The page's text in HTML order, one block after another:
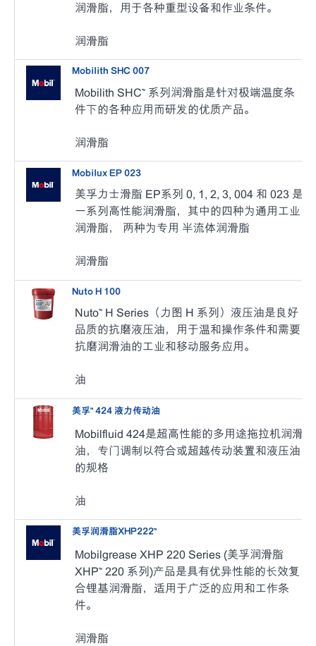
润滑脂，用于各种重型设备和作业条件。
润滑脂
Mobilith SHC 007
Mobilith SHC™ 系列润滑脂是针对极端温度条
件下的各种应用而研发的优质产品。
润滑脂
Mobilux EP 023
美孚力士滑脂 EP系列 0, 1, 2, 3, 004 和 023 是
一系列高性能润滑脂，其中的四种为通用工业
润滑脂， 两种为专用 半流体润滑脂
润滑脂
Nuto H 100
Nuto™ H Series（力图 H 系列）液压油是良好
品质的抗磨液压油，用于温和操作条件和需要
抗磨润滑油的工业和移动服务应用。
油
美孚™ 424 液力传动油
Mobilfluid 424是超高性能的多用途拖拉机润滑
油，专门调制以符合或超越传动装置和液压油
的规格
油
美孚润滑脂XHP222™
Mobilgrease XHP 220 Series (美孚润滑脂
XHP™ 220 系列)产品是具有优异性能的长效复
合锂基润滑脂，适用于广泛的应用和工作条
件。
润滑脂